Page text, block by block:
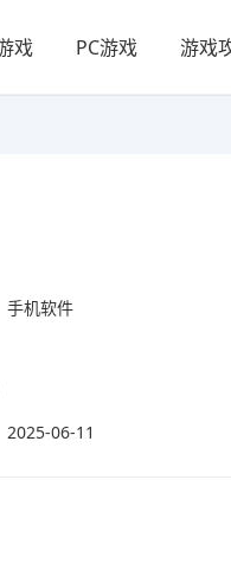
戏 PC游戏 游戏
手机软件
2025-06-11